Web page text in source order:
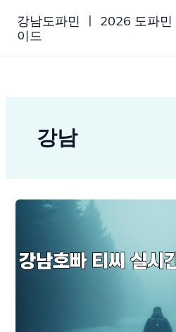
강남도파민 ㅣ 2026 도파
이드
강남